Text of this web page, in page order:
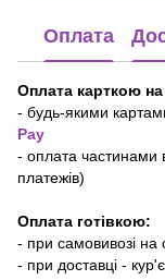
Оплата
Оплата карткою на
- будь-якими
Pay
- оплата частинами
платежів)
Оплата готівкою:
- при самовивозі на
- при доставці -